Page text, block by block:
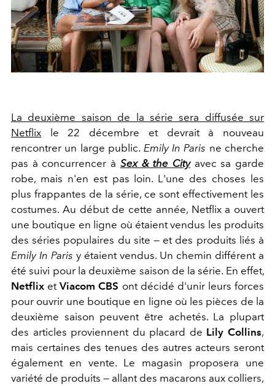
La deuxième saison de la série sera diffusée sur
Netflix le 22 décembre et devrait à nouveau
rencontrer un large public. Emily In Paris ne cherche
pas à concurrencer à Sex & the Cityavec sa garde
robe, mais n'en est pas loin. L'une des choses les
plus frappantes de la série, ce sont effectivement les
costumes. Au début de cette année, Netflix a ouvert
une boutique en ligne où étaient vendus les produits
des séries populaires du site — et des produits liés à
Emily In Paris y étaient vendus. Un chemin différent a
été suivi pour la deuxième saison de la série. En effet,
Netflix etViacom CBS ont décidé d'unir leurs forces
pour ouvrir une boutique en ligne où les pièces de la
deuxième saison peuvent être achetés. La plupart
des articles proviennent du placard de Lily Collins,
mais certaines des tenues des autres acteurs seront
également en vente. Le magasin proposera une
variété de produits — allant des macarons aux colliers,